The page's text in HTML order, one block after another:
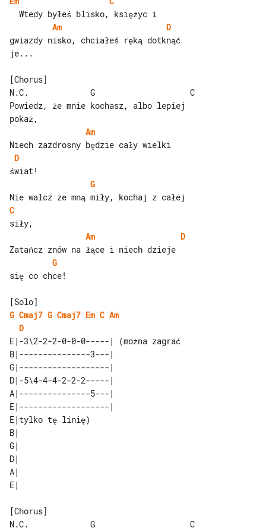
Am
D
gwiazdy nisko, chciałeś ręką dotknąć
je...
N.C.             G                    C
Powiedz, że mnie kochasz, albo lepiej
Am
D
G
C
Am
D
G
się co chce!
G Cmaj7 G Cmaj7 Em C Am
D
E|-3\2-2-2-0-0-0-----| (można zagrać
B|---------------3---|
G|-------------------|
D|-5\4-4-4-2-2-2-----|
A|---------------5---|
E|-------------------|
E|tylko tę linię)
B|
G|
D|
A|
[Chorus]
N.C.             G                    C